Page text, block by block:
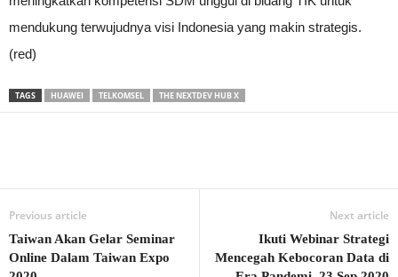
mendukung terwujudnya visi Indonesia yang makin strategis.
(red)
TAGS HUAWEI TELKOMSEL THE NEXTDEV HUB X
Previous article
Taiwan Akan Gelar Seminar
Online Dalam Taiwan Expo
Next article
Ikuti Webinar Strategi
Mencegah Kebocoran Data di